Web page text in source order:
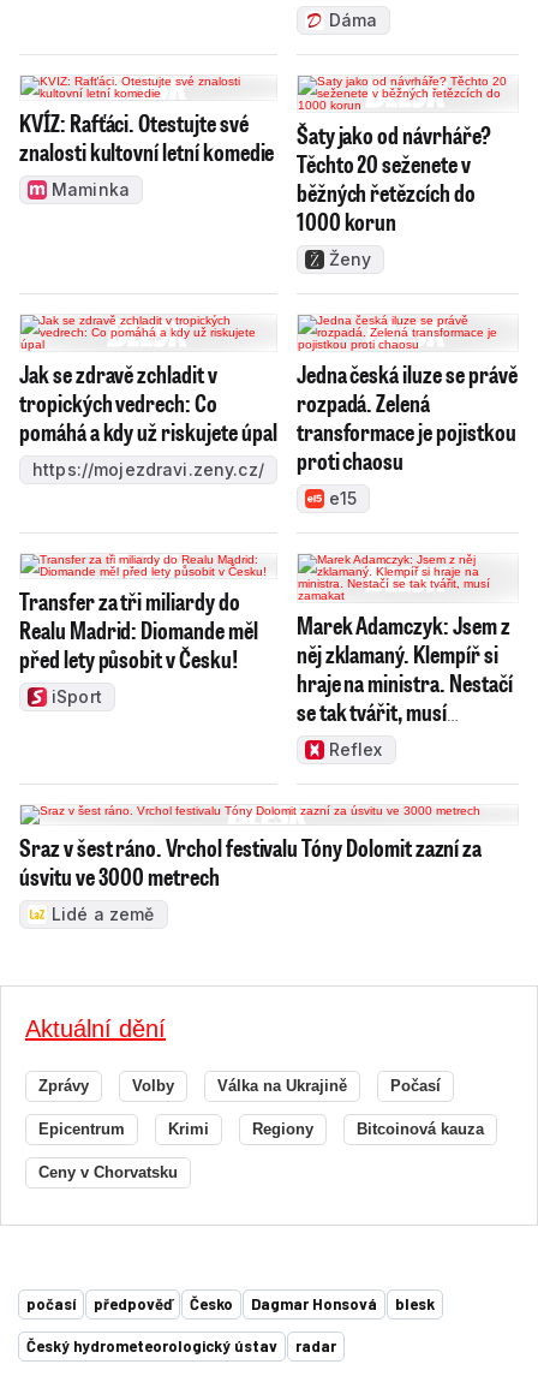
Dáma
KVÍZ: Rafťáci. Otestujte své
znalosti kultovní letní komedie
Maminka
Šaty jako od návrháře?
Těchto 20 seženete v
běžných řetězcích do
1000 korun
Ženy
Jak se zdravě zchladit v
tropických vedrech: Co
pomáhá a kdy už riskujete úpal
https://mojezdravi.zeny.cz/
Jedna česká iluze se právě
rozpadá. Zelená
transformace je pojistkou
proti chaosu
e15
Transfer za tři miliardy do
Realu Madrid: Diomande měl
před lety působit v Česku!
iSport
Marek Adamczyk: Jsem z
něj zklamaný. Klempíř si
hraje na ministra. Nestačí
se tak tvářit, musí
zamakat
Reflex
Sraz v šest ráno. Vrchol festivalu Tóny Dolomit zazní za
úsvitu ve 3000 metrech
Lidé a země
Aktuální dění
Zprávy Volby Válka na Ukrajině Počasí
Epicentrum Krimi Regiony Bitcoinová kauza
Ceny v Chorvatsku
počasí předpověď Česko Dagmar Honsová blesk
Český hydrometeorologický ústav radar